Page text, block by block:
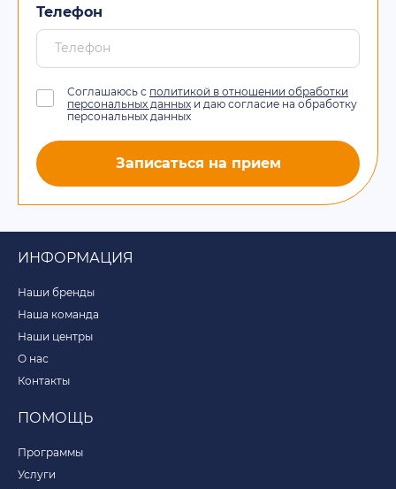
Телефон
Соглашаюсь с политикой в отношении обработки
персональных данных и даю согласие на обработку
персональных данных
Записаться на прием
ИНФОРМАЦИЯ
Наши бренды
Наша команда
Наши центры
О нас
Контакты
ПОМОЩЬ
Программы
Услуги